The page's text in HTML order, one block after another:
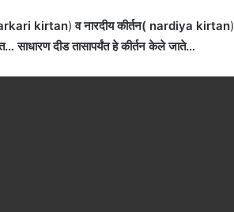
kirtan) व नारदीय कीर्तन( nardiya kirtan)
साधारण दीड तासापर्यंत हे कीर्तन केले जाते…